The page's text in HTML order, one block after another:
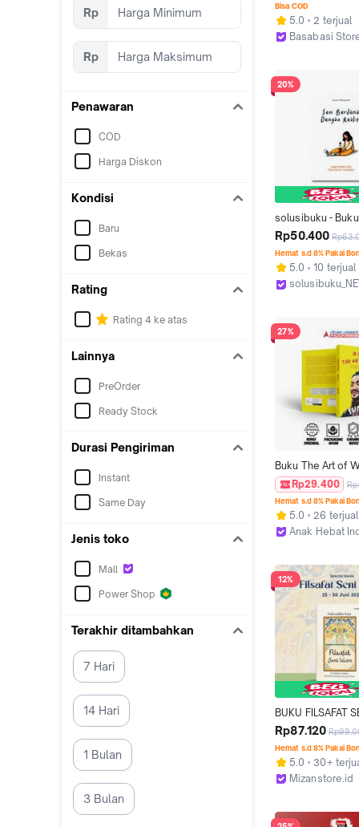
Rp
Rp
Penawaran
COD
Harga Diskon
Kondisi
Baru
Bekas
Rating
Rating 4 ke atas
Lainnya
PreOrder
Ready Stock
Durasi Pengiriman
Instant
Same Day
Jenis toko
Mall
Power Shop
Terakhir ditambahkan
7 Hari
14 Hari
1 Bulan
3 Bulan
Farabi & Seni
Schopenhauer -
Bisa COD
5.0
2 terjual
Basabasi
20%
solusibuku -
Berdamai Dengan
Rp50.400
Hemat s.d 8% Pakai
5.0
10 terjual
27%
Buku The Art of
Menaklukkan
Memperoleh
Tzu - Anak Hebat
Rp29.400
Hemat s.d 8% Pakai
5.0
26 terjual
Anak Hebat
12%
BUKU FILSAFAT
- Keindahan,
Rp87.120
Hemat s.d 8% Pakai
5.0
30+
Mizanstore.id